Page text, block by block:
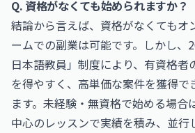
Q. 資格がなくても始められますか？
結論から言えば、資格がなくてもオ
ームでの副業は可能です。しかし、
日本語教員」制度により、有資格者
を得やすく、高単価な案件を獲得で
ます。未経験・無資格で始める場合
中心のレッスンで実績を積み、並行